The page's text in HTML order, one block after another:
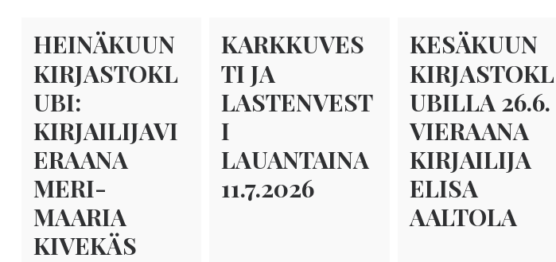
HEINÄKUUN
KIRJASTOKL
UBI:
KIRJAILIJAVI
ERAANA
MERI-
MAARIA
KIVEKÄS
KARKKUVES
TI JA
LASTENVEST
I
LAUANTAINA
11.7.2026
KESÄKUUN
KIRJASTOKL
UBILLA 26.6.
VIERAANA
KIRJAILIJA
ELISA
AALTOLA